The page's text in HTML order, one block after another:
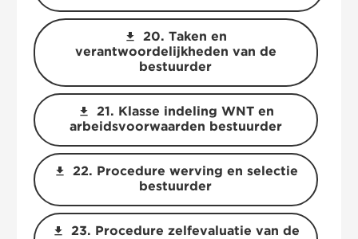
download
20. Taken en
verantwoordelijkheden van de
bestuurder
download
21. Klasse indeling WNT en
arbeidsvoorwaarden bestuurder
download
22. Procedure werving en selectie
bestuurder
download
23. Procedure zelfevaluatie van de